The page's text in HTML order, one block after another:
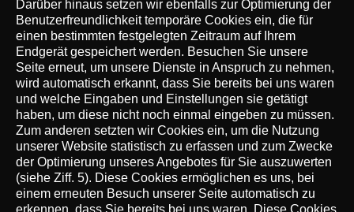
Darüber hinaus setzen wir ebenfalls zur Optimierung der
Benutzerfreundlichkeit temporäre Cookies ein, die für
einen bestimmten festgelegten Zeitraum auf Ihrem
Endgerät gespeichert werden. Besuchen Sie unsere
Seite erneut, um unsere Dienste in Anspruch zu nehmen,
wird automatisch erkannt, dass Sie bereits bei uns waren
und welche Eingaben und Einstellungen sie getätigt
haben, um diese nicht noch einmal eingeben zu müssen.
Zum anderen setzten wir Cookies ein, um die Nutzung
unserer Website statistisch zu erfassen und zum Zwecke
der Optimierung unseres Angebotes für Sie auszuwerten
(siehe Ziff. 5). Diese Cookies ermöglichen es uns, bei
einem erneuten Besuch unserer Seite automatisch zu
erkennen, dass Sie bereits bei uns waren. Diese Cookies